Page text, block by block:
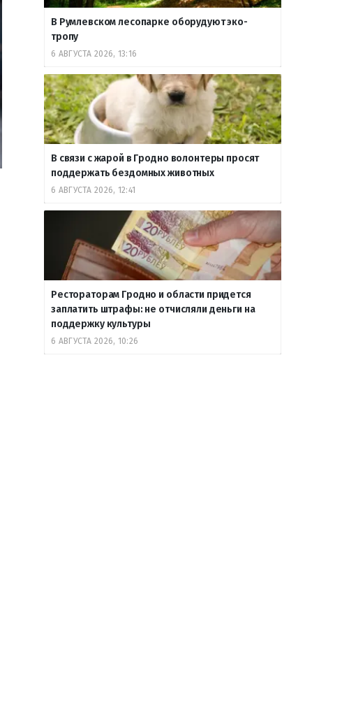
В Румлевском лесопарке оборудуют эко-
тропу
6 АВГУСТА 2026, 13:16
В связи с жарой в Гродно волонтеры просят
поддержать бездомных животных
6 АВГУСТА 2026, 12:41
Рестораторам Гродно и области придется
заплатить штрафы: не отчисляли деньги на
поддержку культуры
6 АВГУСТА 2026, 10:26